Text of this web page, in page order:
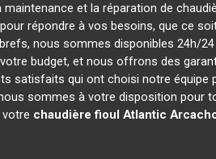
et la réparation de
répondre à vos besoins, que ce
nous sommes disponibles 24h/
budget, et nous offrons des
satisfaits qui ont choisi notre équipe
sommes à votre disposition pour
chaudière fioul Atlantic